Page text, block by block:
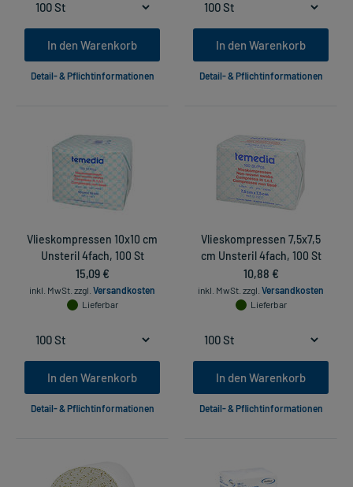
In den Warenkorb
Detail- & Pflichtinformationen
In den Warenkorb
Detail- & Pflichtinformationen
Vlieskompressen 10x10 cm
Unsteril 4fach, 100 St
15,09 €
inkl. MwSt. zzgl. Versandkosten
Lieferbar
In den Warenkorb
Detail- & Pflichtinformationen
Vlieskompressen 7,5x7,5
cm Unsteril 4fach, 100 St
10,88 €
inkl. MwSt. zzgl. Versandkosten
Lieferbar
In den Warenkorb
Detail- & Pflichtinformationen